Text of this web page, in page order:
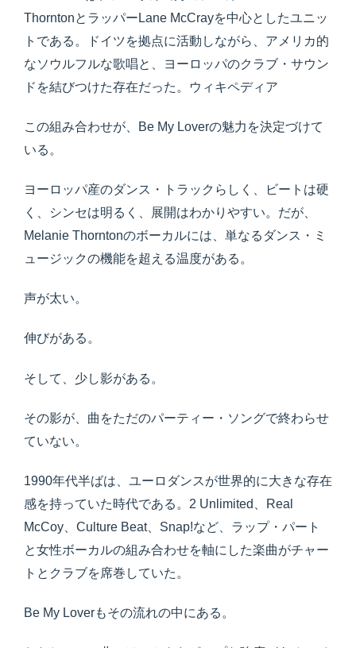
ThorntonとラッパーLane McCrayを中心としたユニッ
トである。ドイツを拠点に活動しながら、アメリカ的
なソウルフルな歌唱と、ヨーロッパのクラブ・サウン
ドを結びつけた存在だった。ウィキペディア
この組み合わせが、Be My Loverの魅力を決定づけて
いる。
ヨーロッパ産のダンス・トラックらしく、ビートは硬
く、シンセは明るく、展開はわかりやすい。だが、
Melanie Thorntonのボーカルには、単なるダンス・ミ
ュージックの機能を超える温度がある。
声が太い。
伸びがある。
そして、少し影がある。
その影が、曲をただのパーティー・ソングで終わらせ
ていない。
1990年代半ばは、ユーロダンスが世界的に大きな存在
感を持っていた時代である。2 Unlimited、Real
McCoy、Culture Beat、Snap!など、ラップ・パート
と女性ボーカルの組み合わせを軸にした楽曲がチャー
トとクラブを席巻していた。
Be My Loverもその流れの中にある。